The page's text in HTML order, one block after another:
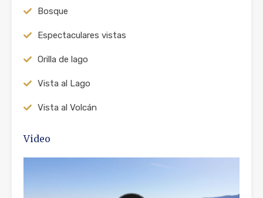
Bosque
Espectaculares vistas
Orilla de lago
Vista al Lago
Vista al Volcán
Video